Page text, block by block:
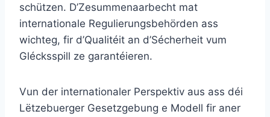
schützen. D’Zesummenaarbecht mat
internationale Regulierungsbehörden ass
wichteg, fir d’Qualitéit an d’Sécherheit vum
Glécksspill ze garantéieren.
Vun der internationaler Perspektiv aus ass déi
Lëtzebuerger Gesetzgebung e Modell fir aner